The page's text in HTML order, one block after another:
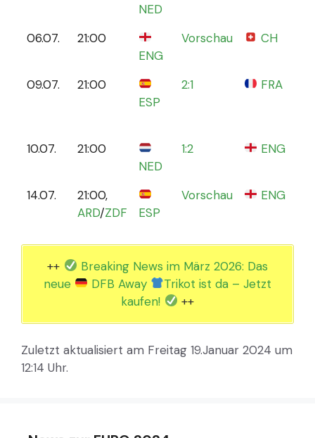
NED
06.07.
21:00
ENG
Vorschau CH
09.07.
21:00
ESP
2:1 FRA
10.07.
21:00
NED
1:2 ENG
14.07.
21:00,
ARD/ZDF ESP
Vorschau ENG
++
Breaking News im März 2026: Das
neue
DFB Away
Trikot ist da – Jetzt
kaufen!
++
Zuletzt aktualisiert am Freitag 19.Januar 2024 um
12:14 Uhr.